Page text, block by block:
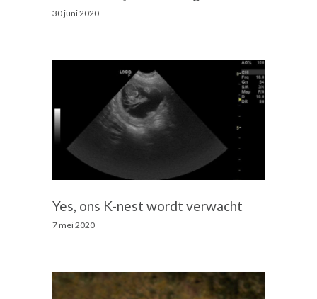
30 juni 2020
Yes, ons K-nest wordt verwacht
7 mei 2020